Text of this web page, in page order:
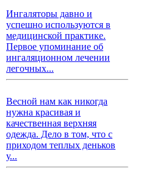
Ингаляторы давно и
успешно используются в
медицинской практике.
Первое упоминание об
ингаляционном лечении
легочных...
Весной нам как никогда
нужна красивая и
качественная верхняя
одежда. Дело в том, что с
приходом теплых деньков
у...